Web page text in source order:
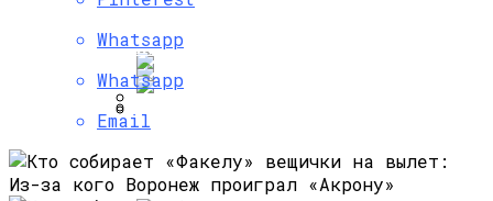
Палатка На Троих – Ваш Мобильный
Дом
Преимущества И Особенности
Угольных Грилей
Подключились К «Антифроду»
Роскомнадзора
Жимолости – Уход И Советы
Всем Правилам
Whatsapp
Whatsapp
Email